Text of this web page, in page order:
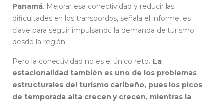
Panamá. Mejorar esa conectividad y reducir las
dificultades en los transbordos, señala el informe, es
clave para seguir impulsando la demanda de turismo
desde la región.
Pero la conectividad no es el único reto. La
estacionalidad también es uno de los problemas
estructurales del turismo caribeño, pues los picos
de temporada alta crecen y crecen, mientras la